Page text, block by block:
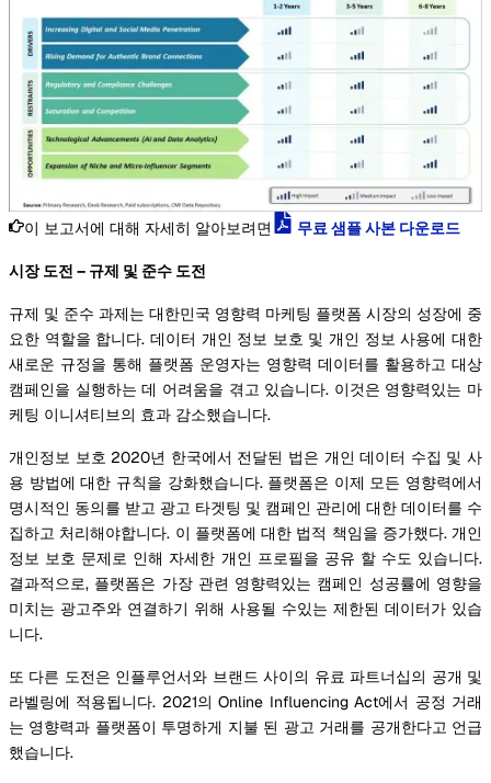
이 보고서에 대해 자세히 알아보려면 무료 샘플 사본 다운로드
시장 도전 – 규제 및 준수 도전
규제 및 준수 과제는 대한민국 영향력 마케팅 플랫폼 시장의 성장에 중
요한 역할을 합니다. 데이터 개인 정보 보호 및 개인 정보 사용에 대한
새로운 규정을 통해 플랫폼 운영자는 영향력 데이터를 활용하고 대상
캠페인을 실행하는 데 어려움을 겪고 있습니다. 이것은 영향력있는 마
케팅 이니셔티브의 효과 감소했습니다.
개인정보 보호 2020년 한국에서 전달된 법은 개인 데이터 수집 및 사
용 방법에 대한 규칙을 강화했습니다. 플랫폼은 이제 모든 영향력에서
명시적인 동의를 받고 광고 타겟팅 및 캠페인 관리에 대한 데이터를 수
집하고 처리해야합니다. 이 플랫폼에 대한 법적 책임을 증가했다. 개인
정보 보호 문제로 인해 자세한 개인 프로필을 공유 할 수도 있습니다.
결과적으로, 플랫폼은 가장 관련 영향력있는 캠페인 성공률에 영향을
미치는 광고주와 연결하기 위해 사용될 수있는 제한된 데이터가 있습
니다.
또 다른 도전은 인플루언서와 브랜드 사이의 유료 파트너십의 공개 및
라벨링에 적용됩니다. 2021의 Online Influencing Act에서 공정 거래
는 영향력과 플랫폼이 투명하게 지불 된 광고 거래를 공개한다고 언급
했습니다.